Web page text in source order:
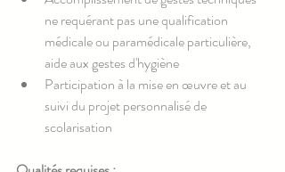
ne requérant pas une qualification
médicale ou paramédicale particulière,
aide aux gestes d'hygiène
Participation à la mise en œuvre et au
suivi du projet personnalisé de
scolarisation